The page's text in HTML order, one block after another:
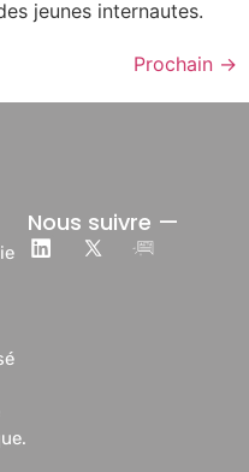
jeunes internautes.
Prochain →
Nous suivre —